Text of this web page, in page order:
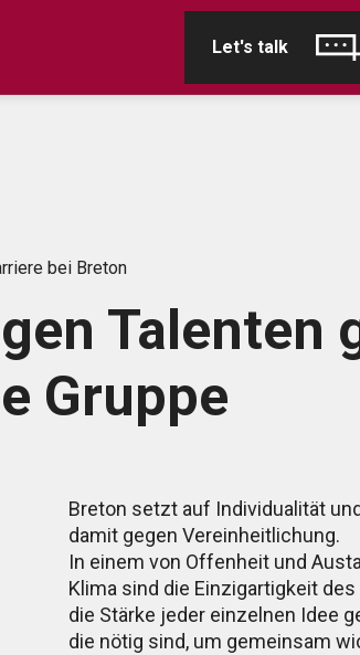
Let's talk
bei Breton
Talenten
Gruppe
Breton setzt auf Individualität
damit gegen Vereinheitlichung.
In einem von Offenheit und
Klima sind die Einzigartigkeit des
die Stärke jeder einzelnen Idee
die nötig sind, um gemeinsam